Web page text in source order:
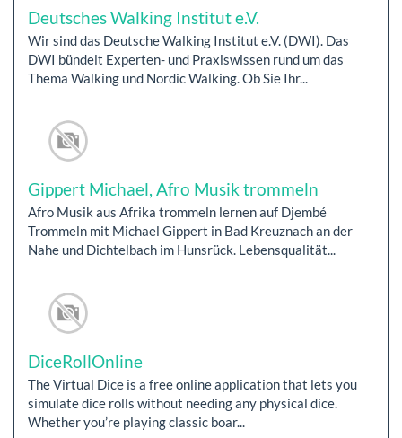
Deutsches Walking Institut e.V.
Wir sind das Deutsche Walking Institut e.V. (DWI). Das
DWI bündelt Experten- und Praxiswissen rund um das
Thema Walking und Nordic Walking. Ob Sie Ihr...
Gippert Michael, Afro Musik trommeln
Afro Musik aus Afrika trommeln lernen auf Djembé
Trommeln mit Michael Gippert in Bad Kreuznach an der
Nahe und Dichtelbach im Hunsrück. Lebensqualität...
DiceRollOnline
The Virtual Dice is a free online application that lets you
simulate dice rolls without needing any physical dice.
Whether you’re playing classic boar...